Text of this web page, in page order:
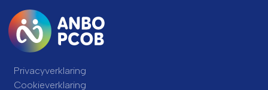
Privacyverklaring
Cookieverklaring